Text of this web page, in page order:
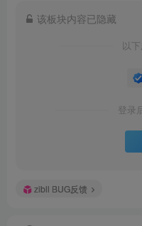
该板块内容已隐藏
以
登录
zibll BUG反馈